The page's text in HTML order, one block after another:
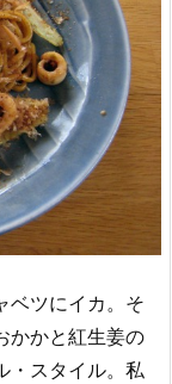
ベツにイカ。そ
かかと紅生姜の
・スタイル。私